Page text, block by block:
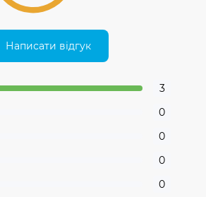
Написати відгук
3
0
0
0
0